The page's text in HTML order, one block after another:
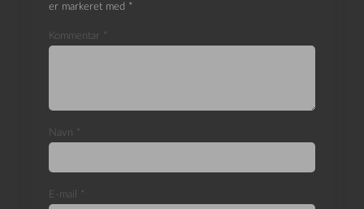
er markeret med *
Kommentar *
Navn *
E-mail *